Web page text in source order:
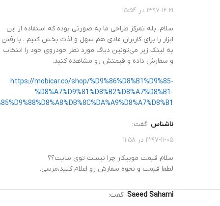
۱۳۹۷-۱۲-۲۱ در ۱۵:۵۴
سلام. بله تمرکز طراحی ما به صورتی بوده که استفاده از این
ابزار را برای کاربران عادی هم سهل و لذت بخش کنیم . با رفتن
به لینک زیر می‌تونین دیاگ مورد نظر خودروی خود را انتخاب
و سفارش داده و قیمتش رو مشاهده کنید.
https://mobicar.co/shop/%D9%86%D8%B1%D9%85-
%D8%A7%D9%81%D8%B2%D8%A7%D8%B1-
ناشناس گفت:
۱۳۹۷-۱۱-۰۵ در ۱۱:۵۸
سلام قیمت موبیکار چرا نیست توی سایت؟؟
لطفا قیمت و نحوه سفارش رو اعلام کنید،مرسی.
Saeed Sahami
گفت: